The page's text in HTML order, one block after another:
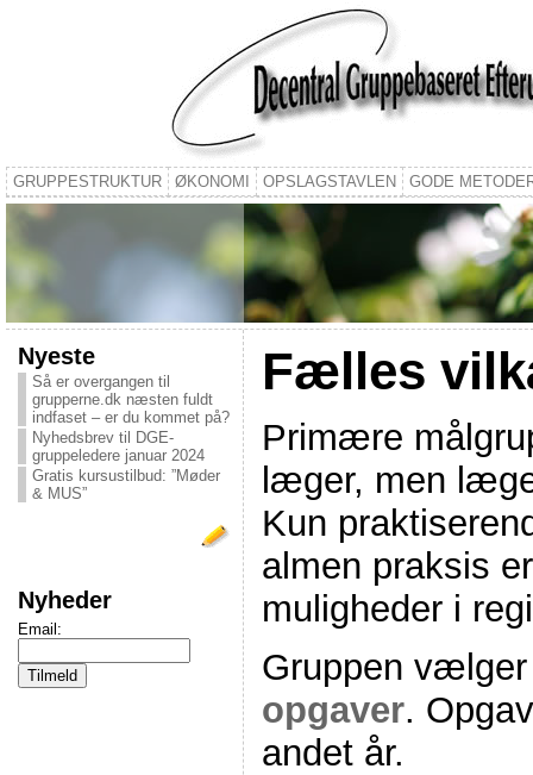
GRUPPESTRUKTUR ØKONOMI OPSLAGSTAVLEN GODE
Nyeste
Så er overgangen til
grupperne.dk næsten fuldt
indfaset – er du kommet på?
Nyhedsbrev til DGE-
gruppeledere januar 2024
Gratis kursustilbud: ”Møder
& MUS”
Nyheder
Email:
Fælles
Primære
læger, men
Kun
almen praksis
muligheder i
Gruppen vælger
opgaver.
andet år.